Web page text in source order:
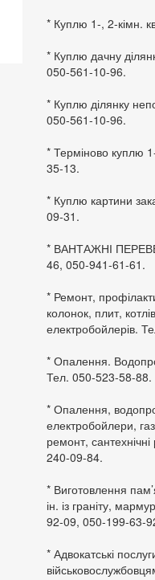
* Куплю 1-, 2-кімн.
* Куплю дачну
050-561-10-96.
* Куплю ділянку
050-561-10-96.
* Терміново куплю
35-13.
* Куплю картини
09-31.
* ВАНТАЖНІ
46, 050-941-61-61.
* Ремонт,
колонок, плит,
електробойлерів.
* Опалення.
Тел. 050-523-58-88.
* Опалення,
електробойлери,
ремонт,
240-09-84.
* Виготовлення
ін. із граніту,
92-09, 050-199-63-
* Адвокатські